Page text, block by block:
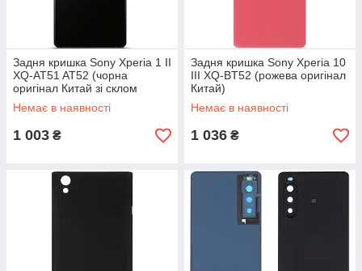
Задня кришка Sony Xperia 1 II
XQ-AT51 AT52 (чорна
оригінал Китай зі склом
камери)
Немає в наявності
1 003 ₴
Задня кришка Sony Xperia 10
III XQ-BT52 (рожева оригінал
Китай)
Немає в наявності
1 036 ₴